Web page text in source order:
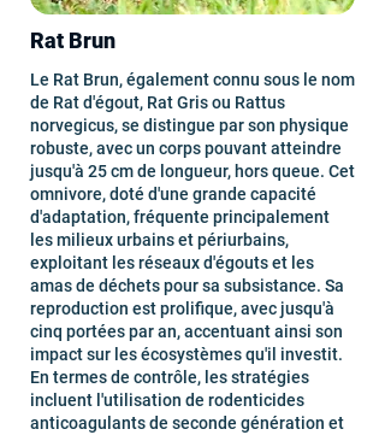
Rat Brun
Le Rat Brun, également connu sous le nom
de Rat d'égout, Rat Gris ou Rattus
norvegicus, se distingue par son physique
robuste, avec un corps pouvant atteindre
jusqu'à 25 cm de longueur, hors queue. Cet
omnivore, doté d'une grande capacité
d'adaptation, fréquente principalement
les milieux urbains et périurbains,
exploitant les réseaux d'égouts et les
amas de déchets pour sa subsistance. Sa
reproduction est prolifique, avec jusqu'à
cinq portées par an, accentuant ainsi son
impact sur les écosystèmes qu'il investit.
En termes de contrôle, les stratégies
incluent l'utilisation de rodenticides
anticoagulants de seconde génération et